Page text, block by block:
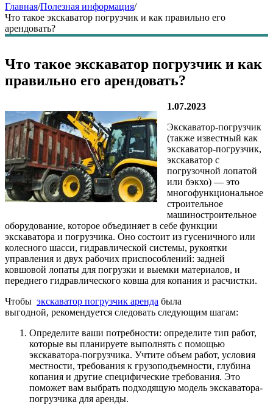
Главная/Полезная информация/
Что такое экскаватор погрузчик и как правильно его
арендовать?
Что такое экскаватор погрузчик и как
правильно его арендовать?
1.07.2023
Экскаватор-погрузчик
(также известный как
экскаватор-погрузчик,
экскаватор с
погрузочной лопатой
или бэкхо) — это
многофункциональное
строительное
машиностроительное
оборудование, которое объединяет в себе функции
экскаватора и погрузчика. Оно состоит из гусеничного или
колесного шасси, гидравлической системы, рукоятки
управления и двух рабочих приспособлений: задней
ковшовой лопаты для погрузки и выемки материалов, и
переднего гидравлического ковша для копания и расчистки.
Чтобы экскаватор погрузчик аренда была
выгодной, рекомендуется следовать следующим шагам:
Определите ваши потребности: определите тип работ,
которые вы планируете выполнять с помощью
экскаватора-погрузчика. Учтите объем работ, условия
местности, требования к грузоподъемности, глубина
копания и другие специфические требования. Это
поможет вам выбрать подходящую модель экскаватора-
погрузчика для аренды.